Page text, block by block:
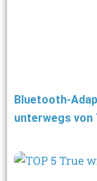
Bluetooth-
unterwegs von